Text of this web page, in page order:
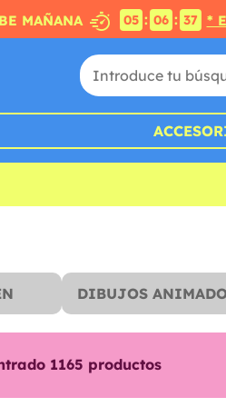
MAÑANA 05 : 06 : 36 *
DIBUJOS
1165 productos